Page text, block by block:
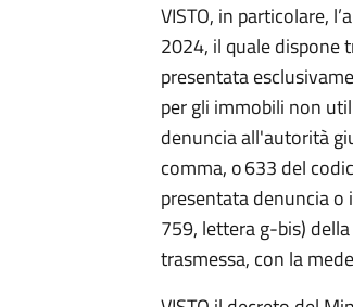
VISTO, in particolare,
2024, il quale dispone
presentata
per gli immobili non
denuncia all'autorità
comma, o633 del
presentata denuncia o
759, lettera g-bis)
trasmessa, con la